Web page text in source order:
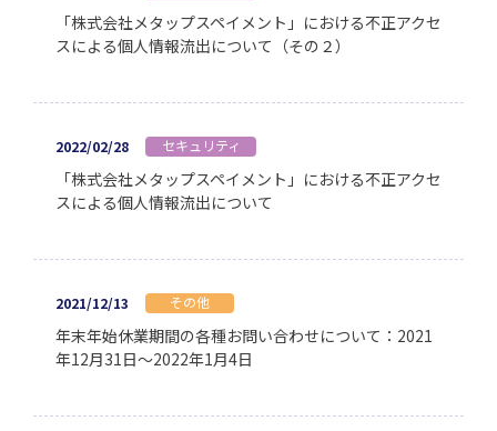
「株式会社メタップスペイメント」における不正アクセ
スによる個人情報流出について（その２）
2022/02/28 セキュリティ
「株式会社メタップスペイメント」における不正アクセ
スによる個人情報流出について
2021/12/13 その他
年末年始休業期間の各種お問い合わせについて：2021
年12月31日～2022年1月4日